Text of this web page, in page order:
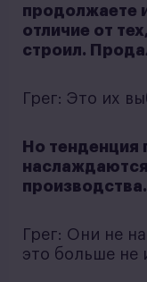
продолжаете
отличие от
строил.
Грег: Это их
Но тенденция
производства.
Грег: Они не
это больше не